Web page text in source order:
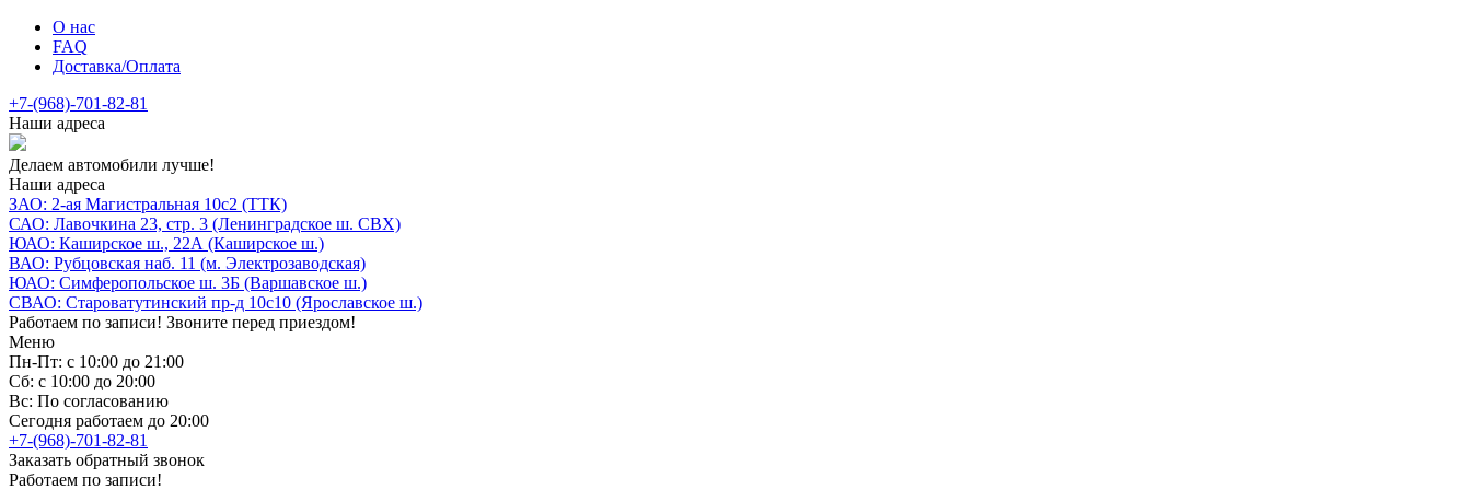
О нас
FAQ
Доставка/Оплата
+7-(968)-701-82-81
Наши адреса
Делаем автомобили лучше!
Наши адреса
ЗАО: 2-ая Магистральная 10с2 (ТТК)
САО: Лавочкина 23, стр. 3 (Ленинградское ш. СВХ)
ЮАО: Каширское ш., 22А (Каширское ш.)
ВАО: Рубцовская наб. 11 (м. Электрозаводская)
ЮАО: Симферопольское ш. 3Б (Варшавское ш.)
СВАО: Староватутинский пр-д 10с10 (Ярославское ш.)
Работаем по записи! Звоните перед приездом!
Меню
Пн-Пт: с 10:00 до 21:00
Сб: с 10:00 до 20:00
Вс: По согласованию
Сегодня работаем до 20:00
+7-(968)-701-82-81
Заказать обратный звонок
Работаем по записи!